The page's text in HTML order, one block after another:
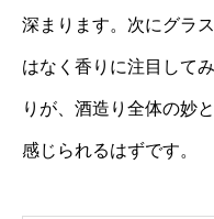
深まります。次にグラ
はなく香りに注目して
りが、酒造り全体の妙
感じられるはずです。